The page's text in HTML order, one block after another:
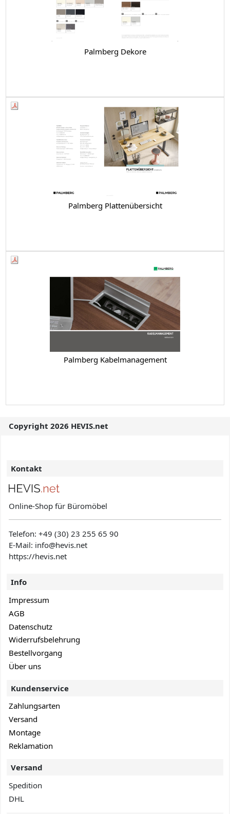
Palmberg Dekore
Palmberg Plattenübersicht
Palmberg Kabelmanagement
Copyright 2026 HEVIS.net
Kontakt
Online-Shop für Büromöbel
Telefon:+49 (30) 23 255 65 90
E-Mail: info@hevis.net
https://hevis.net
Info
Impressum
AGB
Datenschutz
Widerrufsbelehrung
Bestellvorgang
Über uns
Kundenservice
Zahlungsarten
Versand
Montage
Reklamation
Versand
Spedition
DHL